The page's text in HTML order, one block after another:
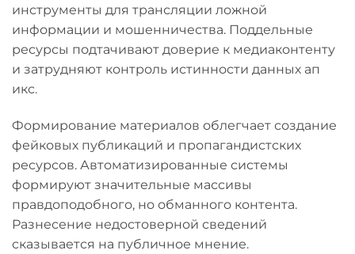
инструменты для трансляции ложной
информации и мошенничества. Поддельные
ресурсы подтачивают доверие к медиаконтенту
и затрудняют контроль истинности данных ап
икс.
Формирование материалов облегчает создание
фейковых публикаций и пропагандистских
ресурсов. Автоматизированные системы
формируют значительные массивы
правдоподобного, но обманного контента.
Разнесение недостоверной сведений
сказывается на публичное мнение.